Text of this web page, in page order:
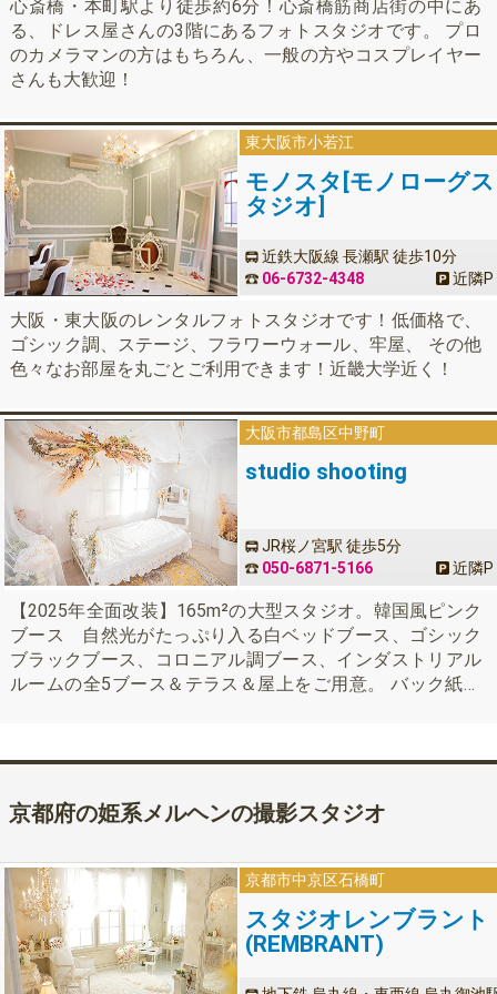
心斎橋・本町駅より徒歩約6分！心斎橋筋商店街の中にあ
る、ドレス屋さんの3階にあるフォトスタジオです。 プロ
のカメラマンの方はもちろん、一般の方やコスプレイヤー
さんも大歓迎！
東大阪市小若江
モノスタ[モノローグス
タジオ]
近鉄大阪線 長瀬駅 徒歩10分
近隣P
06-6732-4348
大阪・東大阪のレンタルフォトスタジオです！低価格で、
ゴシック調、ステージ、フラワーウォール、牢屋、 その他
色々なお部屋を丸ごとご利用できます！近畿大学近く！
大阪市都島区中野町
studio shooting
JR桜ノ宮駅 徒歩5分
近隣P
050-6871-5166
【2025年全面改装】165m²の大型スタジオ。韓国風ピンク
ブース 自然光がたっぷり入る白ベッドブース、ゴシック
ブラックブース、コロニアル調ブース、インダストリアル
ルームの全5ブース＆テラス＆屋上をご用意。 バック紙で
も可。環状線桜ノ宮徒歩5分。
京都府の姫系メルヘンの撮影スタジオ
京都市中京区石橋町
スタジオレンブラント
(REMBRANT)